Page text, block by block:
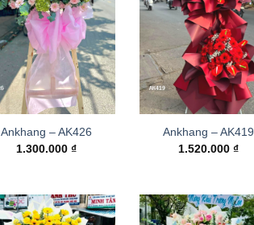
Ankhang – AK426
1.300.000₫
Ankhang – AK419
1.520.000₫